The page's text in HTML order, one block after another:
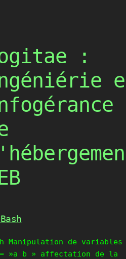
:
Manipulation de variables
»a b » affectation de la